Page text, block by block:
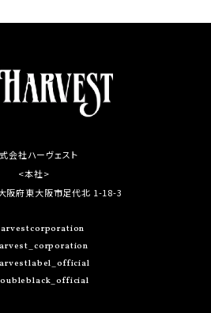
会社ハーヴェスト
<本社>
阪府東大阪市足代北 1-18-3